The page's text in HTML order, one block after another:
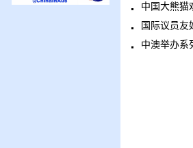
中国大熊猫
国际议员友
中澳举办系